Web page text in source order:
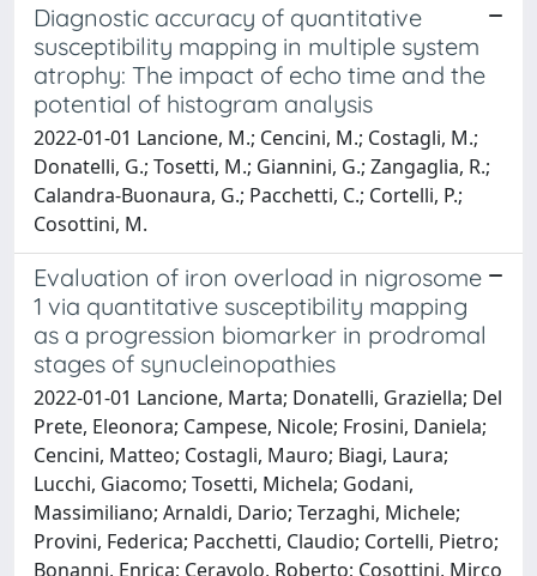
Diagnostic accuracy of quantitative
susceptibility mapping in multiple system
atrophy: The impact of echo time and the
potential of histogram analysis
2022-01-01 Lancione, M.; Cencini, M.; Costagli, M.;
Donatelli, G.; Tosetti, M.; Giannini, G.; Zangaglia, R.;
Calandra-Buonaura, G.; Pacchetti, C.; Cortelli, P.;
Cosottini, M.
Evaluation of iron overload in nigrosome
1 via quantitative susceptibility mapping
as a progression biomarker in prodromal
stages of synucleinopathies
2022-01-01 Lancione, Marta; Donatelli, Graziella; Del
Prete, Eleonora; Campese, Nicole; Frosini, Daniela;
Cencini, Matteo; Costagli, Mauro; Biagi, Laura;
Lucchi, Giacomo; Tosetti, Michela; Godani,
Massimiliano; Arnaldi, Dario; Terzaghi, Michele;
Provini, Federica; Pacchetti, Claudio; Cortelli, Pietro;
Bonanni, Enrica; Ceravolo, Roberto; Cosottini, Mirco